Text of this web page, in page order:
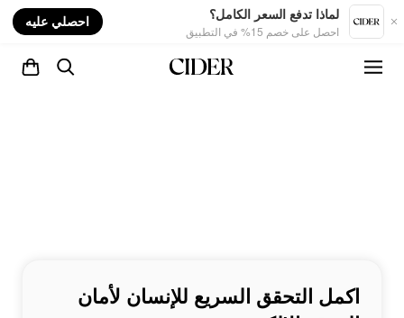
لماذا تدفع السعر الكامل؟
احصل على خصم 15% في التطبيق
احصلي عليه
اكمل التحقق السريع للإنسان لأمان